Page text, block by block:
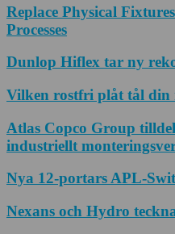
Replace Physical
Processes
Dunlop Hiflex tar ny
Vilken rostfri plåt tål din
Atlas Copco Group
industriellt
Nya 12-portars APL-
Nexans och Hydro